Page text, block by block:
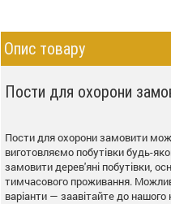
Опис товару
Пости для охорони
Пости для охорони замовити
виготовляємо побутівки будь-
замовити дерев'яні побутівки,
тимчасового проживання.
варіанти — заавітайте до